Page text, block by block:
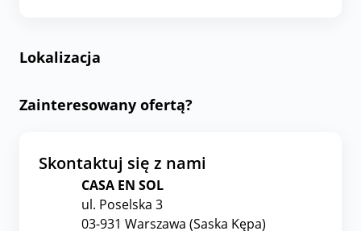
Lokalizacja
Zainteresowany ofertą?
Skontaktuj się z nami
CASA EN SOL
ul. Poselska 3
03-931 Warszawa (Saska Kępa)